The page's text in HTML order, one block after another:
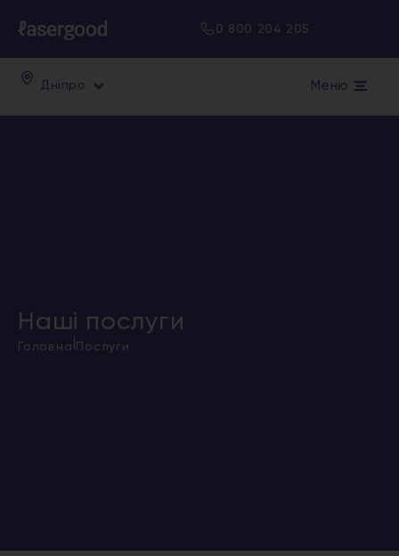
0 800 204 205
Дніпро Меню
Наші послуги
Головна Послуги